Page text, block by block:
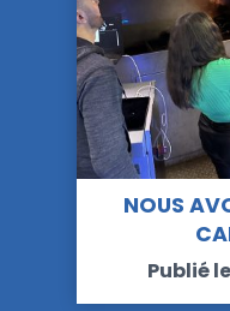
NOUS
Publié